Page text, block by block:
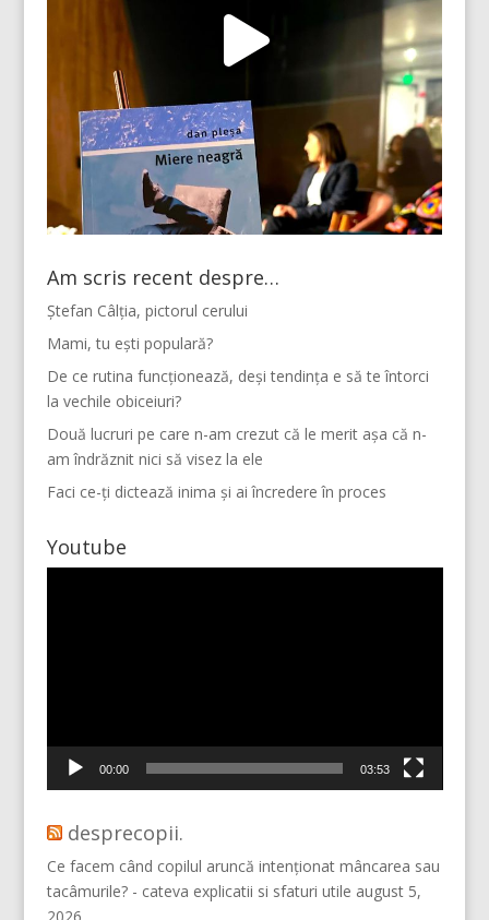
Am scris recent despre…
Ștefan Câlția, pictorul cerului
Mami, tu ești populară?
De ce rutina funcționează, deși tendința e să te întorci
la vechile obiceiuri?
Două lucruri pe care n-am crezut că le merit așa că n-
am îndrăznit nici să visez la ele
Faci ce-ți dictează inima și ai încredere în proces
Youtube
00:00 03:53
desprecopii.
Ce facem când copilul aruncă intenționat mâncarea sau
tacâmurile? - cateva explicatii si sfaturi utile august 5,